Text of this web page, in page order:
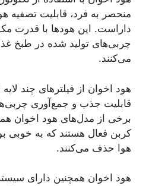
منحصر به فرد، قابلیت تصفیه
داراست. این هودها با قدرت
چربی‌های تولید شده در طبخ
می‌کنند.
هود اخوان از فیلترهای چند
قابلیت جذب و جمع‌آوری
برخی از مدل‌های هود اخوان
کربن فعال هستند که به خوبی
هوا حذف می‌کنند.